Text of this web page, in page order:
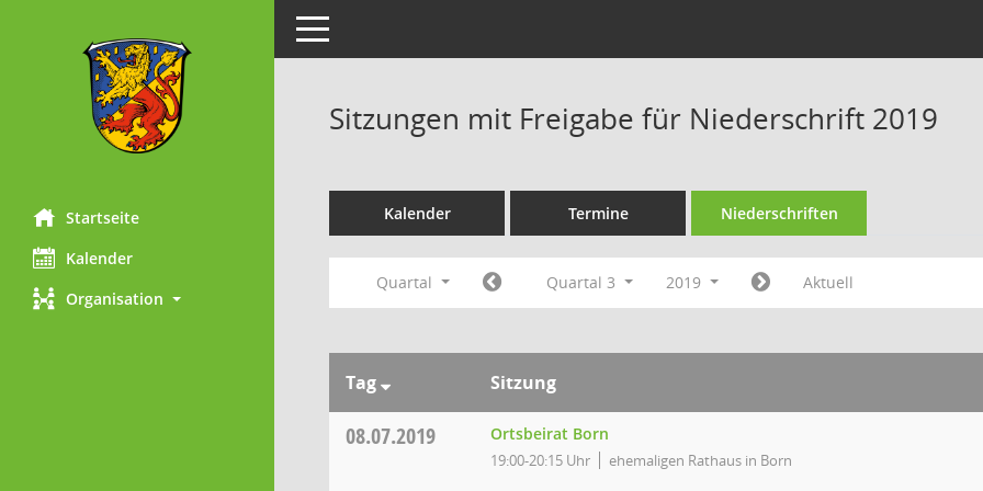
Startseite
Kalender
Organisation
Toggle navigation
Sitzungen mit Freigabe für Niederschrift 2019
Kalender Termine Niederschriften
Quartal Quartal 3 2019 Aktuell
Tag Sitzung
08.07.2019 Ortsbeirat Born
19:00-20:15 Uhr ehemaligen Rathaus in Born